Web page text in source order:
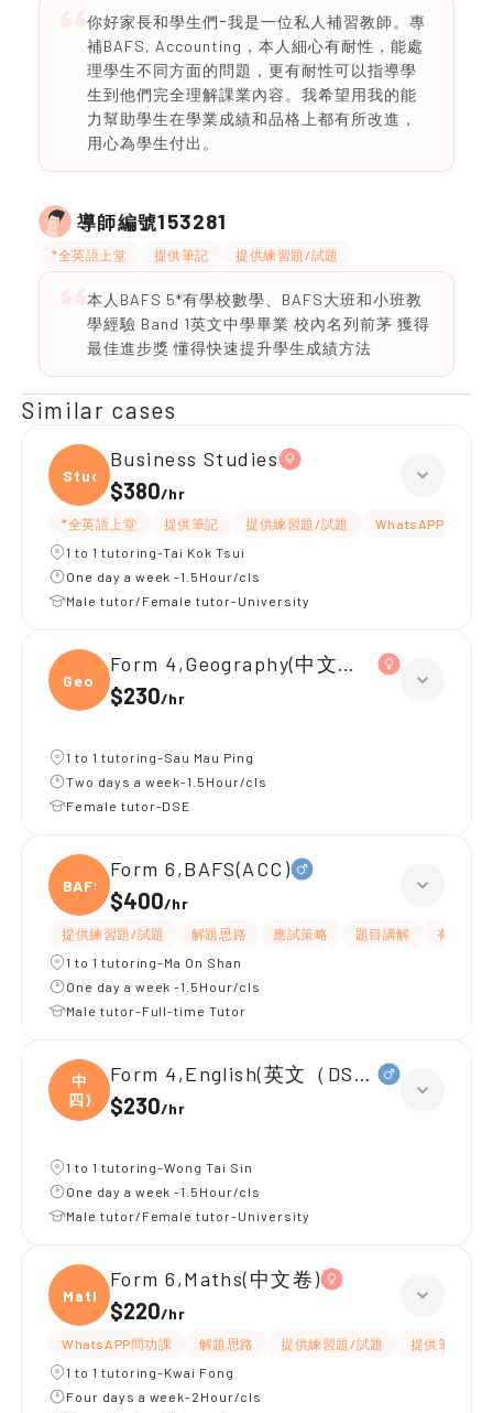
你好家長和學生們ｰ我是一位私人補習教師。專
補BAFS, Accounting，本人細心有耐性，能處
理學生不同方面的問題，更有耐性可以指導學
生到他們完全理解課業內容。我希望用我的能
力幫助學生在學業成績和品格上都有所改進，
用心為學生付出。
導師編號153281
*全英語上堂 提供筆記 提供練習題/試題
本人BAFS 5*有學校數學、BAFS大班和小班教
學經驗 Band 1英文中學畢業 校內名列前茅 獲得
最佳進步獎 懂得快速提升學生成績方法
Similar cases
Studi
Business Studies
$380/hr
*全英語上堂 提供筆記 提供練習題/試題
WhatsAPP問功課
1 to 1 tutoring-Tai Kok Tsui
One day a week -1.5Hour/cls
Male tutor/Female tutor-University
Geogr
Form 4,Geography(中文卷)、
$230/hr
1 to 1 tutoring-Sau Mau Ping
Two days a week-1.5Hour/cls
Female tutor-DSE
BAFS(
Form 6,BAFS(ACC)
$400/hr
提供練習題/試題 解題思路 應試策略 題目講解
有耐性
1 to 1 tutoring-Ma On Shan
One day a week -1.5Hour/cls
Male tutor-Full-time Tutor
中
四)
Form 4,English(英文（DSE所有範疇）
$230/hr
1 to 1 tutoring-Wong Tai Sin
One day a week -1.5Hour/cls
Male tutor/Female tutor-University
Maths
Form 6,Maths(中文卷)
$220/hr
WhatsAPP問功課 解題思路 提供練習題/試題 提供筆記
1 to 1 tutoring-Kwai Fong
Four days a week-2Hour/cls